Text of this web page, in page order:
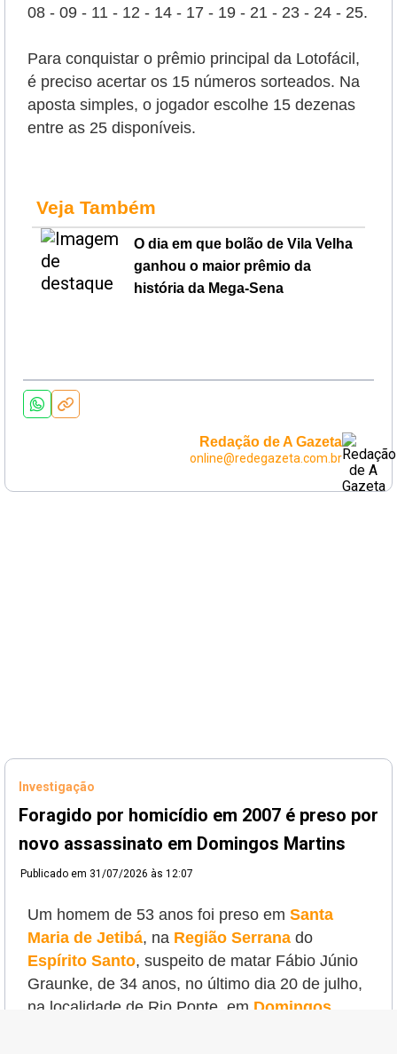
08 - 09 - 11 - 12 - 14 - 17 - 19 - 21 - 23 - 24 - 25.
Para conquistar o prêmio principal da Lotofácil,
é preciso acertar os 15 números sorteados. Na
aposta simples, o jogador escolhe 15 dezenas
entre as 25 disponíveis.
Veja Também
O dia em que bolão de Vila Velha
ganhou o maior prêmio da
história da Mega-Sena
Redação de A Gazeta
online@redegazeta.com.br
Investigação
Foragido por homicídio em 2007 é preso por
novo assassinato em Domingos Martins
Publicado em 31/07/2026 às 12:07
Um homem de 53 anos foi preso em Santa
Maria de Jetibá, na Região Serrana do
Espírito Santo, suspeito de matar Fábio Júnio
Graunke, de 34 anos, no último dia 20 de julho,
na localidade de Rio Ponte, em Domingos